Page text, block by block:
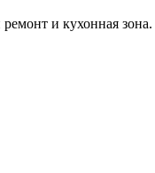
и кухонная зона.